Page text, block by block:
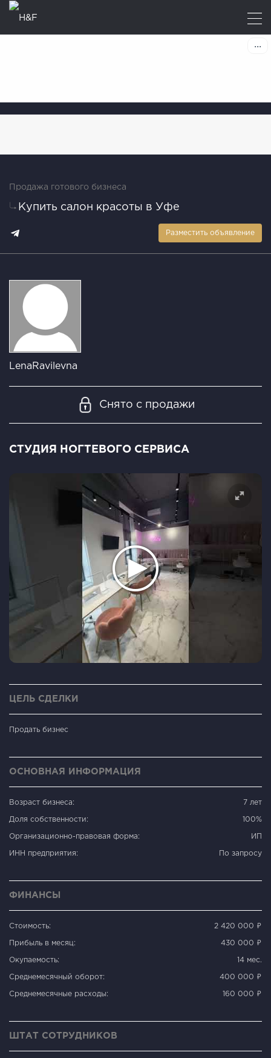
Продажа готового бизнеса
Купить салон красоты в Уфе
Разместить объявление
LenaRavilevna
Снято с продажи
СТУДИЯ НОГТЕВОГО СЕРВИСА
ЦЕЛЬ СДЕЛКИ
Продать бизнес
ОСНОВНАЯ ИНФОРМАЦИЯ
Возраст бизнеса: 7 лет
Доля собственности: 100%
Организационно-правовая форма: ИП
ИНН предприятия: По запросу
ФИНАНСЫ
Стоимость: 2 420 000 ₽
Прибыль в месяц: 430 000 ₽
Окупаемость: 14 мес.
Среднемесячный оборот: 400 000 ₽
Среднемесячные расходы: 160 000 ₽
ШТАТ СОТРУДНИКОВ